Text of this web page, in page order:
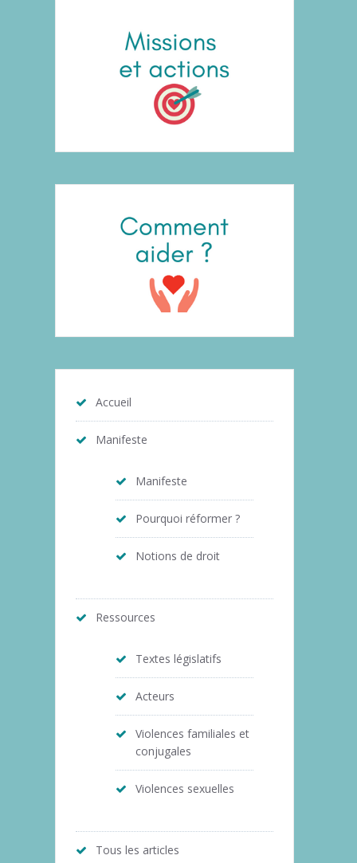
Accueil
Manifeste
Manifeste
Pourquoi réformer ?
Notions de droit
Ressources
Textes législatifs
Acteurs
Violences familiales et
conjugales
Violences sexuelles
Tous les articles